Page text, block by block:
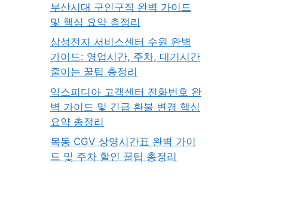
부산시대 구인구직 완벽 가이드
및 핵심 요약 총정리
삼성전자 서비스센터 수원 완벽
가이드: 영업시간, 주차, 대기시간
줄이는 꿀팁 총정리
익스피디아 고객센터 전화번호 완
벽 가이드 및 긴급 환불 변경 핵심
요약 총정리
목동 CGV 상영시간표 완벽 가이
드 및 주차 할인 꿀팁 총정리